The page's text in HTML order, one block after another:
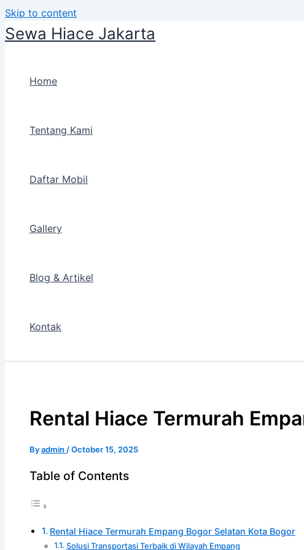
Skip to content
Sewa Hiace Jakarta
Home
Tentang Kami
Daftar Mobil
Gallery
Blog & Artikel
Kontak
Rental Hiace Termurah
Byadmin /October 15, 2025
Table of Contents
Rental Hiace Termurah Empang Bogor Selatan Kota Bogor
Solusi Transportasi Terbaik di Wilayah Empang